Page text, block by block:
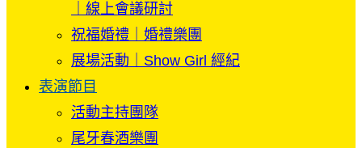
｜線上會議研討
祝福婚禮｜婚禮樂團
展場活動｜Show Girl 經紀
表演節目
活動主持團隊
尾牙春酒樂團